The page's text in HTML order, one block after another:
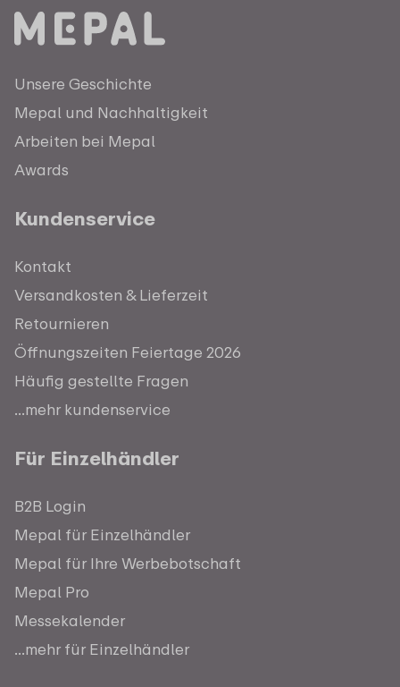
Unsere Geschichte
Mepal und Nachhaltigkeit
Arbeiten bei Mepal
Awards
Kundenservice
Kontakt
Versandkosten & Lieferzeit
Retournieren
Öffnungszeiten Feiertage 2026
Häufig gestellte Fragen
...mehr kundenservice
Für Einzelhändler
B2B Login
Mepal für Einzelhändler
Mepal für Ihre Werbebotschaft
Mepal Pro
Messekalender
...mehr für Einzelhändler